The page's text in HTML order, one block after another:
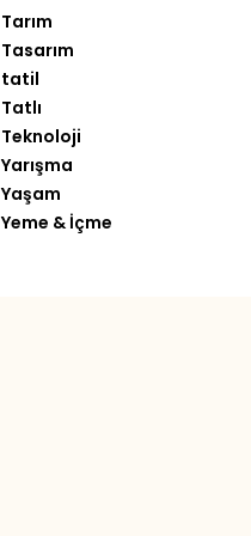
Tarım
Tasarım
tatil
Tatlı
Teknoloji
Yarışma
Yaşam
Yeme & İçme